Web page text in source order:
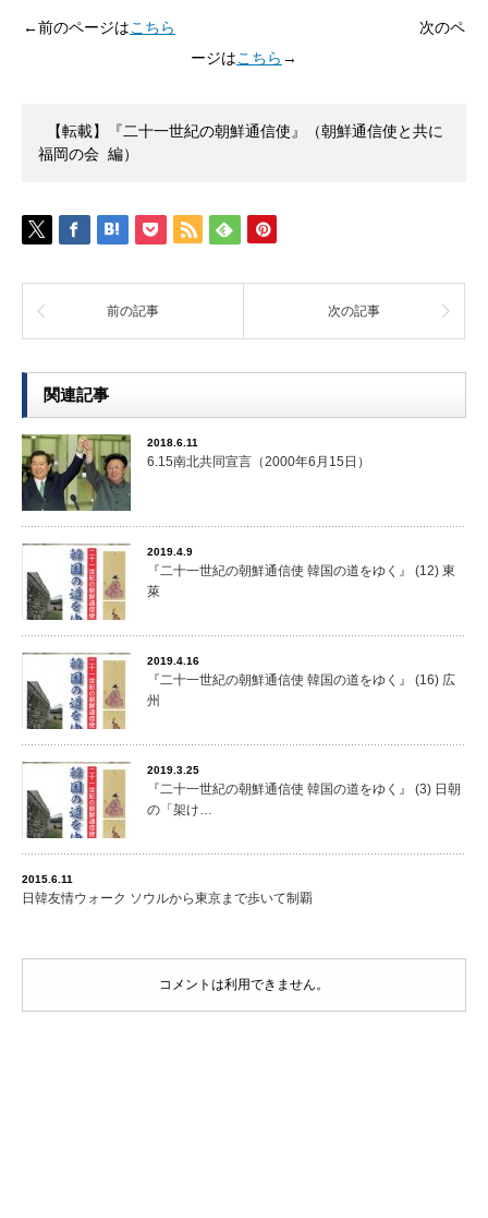
←前のページはこちら
次のペ
ージはこちら →
福岡の会 編）
前の記事 次の記事
関連記事
2018.6.11
6.15南北共同宣言（2000年6月15日）
2019.4.9
『二十一世紀の朝鮮通信使 韓国の道をゆく』 (12) 東
萊
2019.4.16
『二十一世紀の朝鮮通信使 韓国の道をゆく』 (16) 広
州
2019.3.25
『二十一世紀の朝鮮通信使 韓国の道をゆく』 (3) 日朝
の「架け…
2015.6.11
日韓友情ウォーク ソウルから東京まで歩いて制覇
コメントは利用できません。